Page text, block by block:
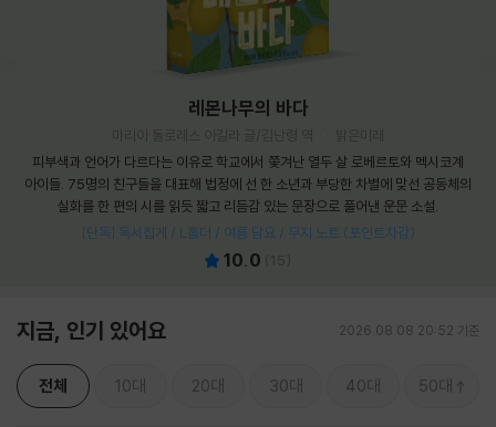
레몬나무의 바다
피부색과 언어가 다르다는 이유로 학교에서 쫓겨난 열두 살 로베르토와 멕시코계
아이들. 75명의 친구들을 대표해 법정에 선 한 소년과 부당한 차별에 맞선 공동체의
실화를 한 편의 시를 읽듯 짧고 리듬감 있는 문장으로 풀어낸 운문 소설.
[단독] 독서집게 / L홀더 / 여름 담요 / 무지 노트 (포인트차감)
10.0
지금, 인기 있어요 2026.08.08 20:52 기준
전체 10대 20대 30대 40대 50대